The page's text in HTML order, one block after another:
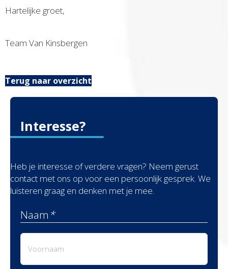
Hartelijke groet,
Team Van Kinsbergen
Terug naar overzicht
Interesse?
Heb je interesse of verdere vragen? Neem gerust
contact met ons op voor een persoonlijk gesprek. We
luisteren graag en denken met je mee.
Naam *